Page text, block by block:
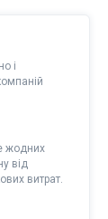
і
жодних
від
витрат.